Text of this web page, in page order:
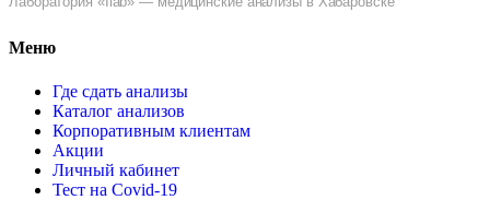
Меню
Где сдать анализы
Каталог анализов
Корпоративным клиентам
Акции
Личный кабинет
Тест на Covid-19